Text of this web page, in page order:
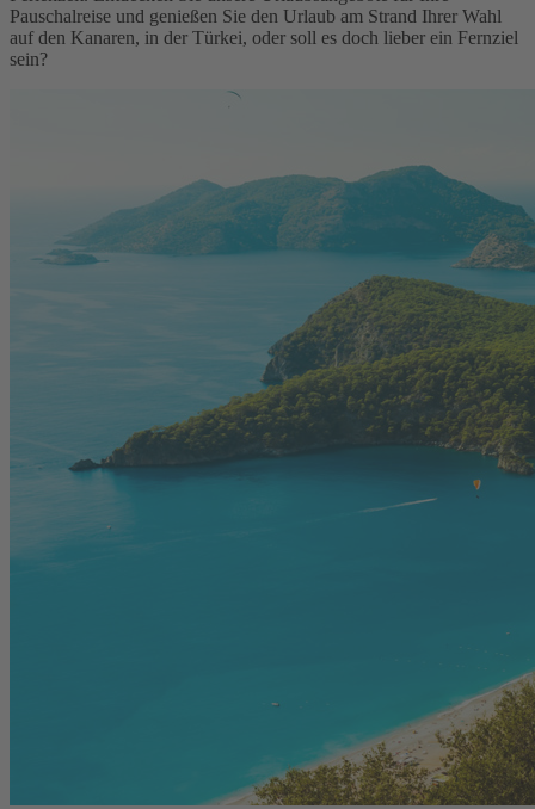
Pauschalreise und genießen Sie den Urlaub am Strand Ihrer Wahl
auf den Kanaren, in der Türkei, oder soll es doch lieber ein Fernziel
sein?